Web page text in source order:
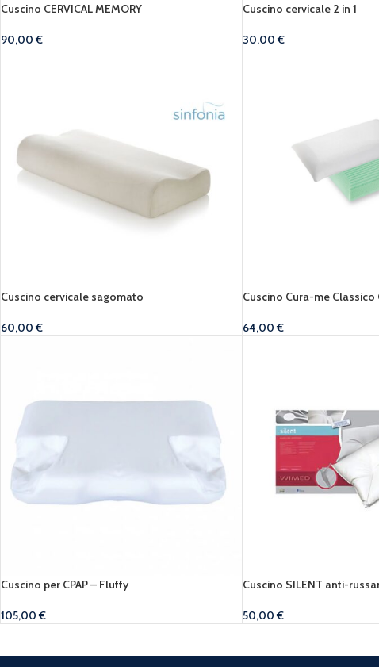
Cuscino CERVICAL MEMORY
90,00€
Cuscino cervicale 2 in 1
30,00€
Cuscino cervicale sagomato
60,00€
Cuscino Cura-me Classico
64,00€
Cuscino per CPAP – Fluffy
105,00€
Cuscino SILENT anti-
50,00€